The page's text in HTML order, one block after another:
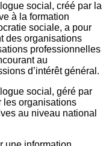
social, créé par la
à la formation
sociale, a pour
des organisations
professionnelles
au
d’intérêt général.
social, géré par
les organisations
au niveau national